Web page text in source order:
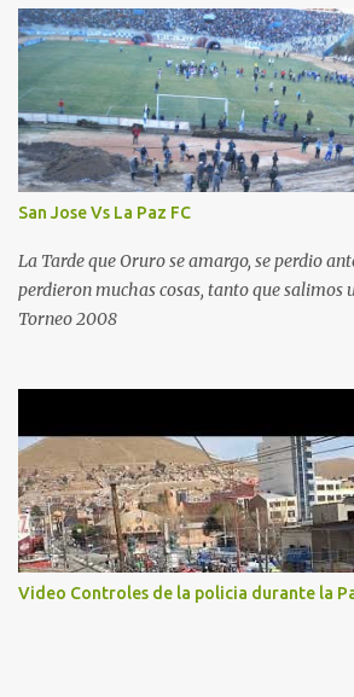
San Jose Vs La Paz FC
La Tarde que Oruro se amargo, se perdio
perdieron muchas cosas, tanto que salimos
Torneo 2008
Video Controles de la policia durante la